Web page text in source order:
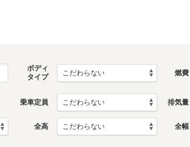
ボディ
タイプ
燃費
乗車定員 排気量
全高 全幅